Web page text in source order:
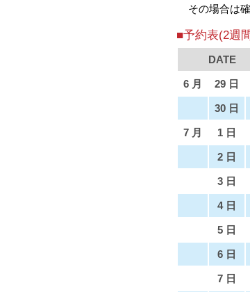
その場合は
■予約表(2週
DATE
6 月 29 日
30 日
7 月 1 日
2 日
3 日
4 日
5 日
6 日
7 日